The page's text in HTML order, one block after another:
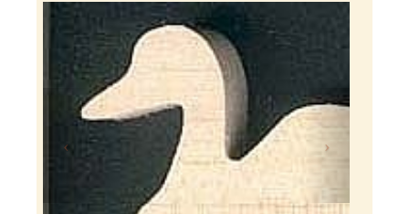
Previous Next